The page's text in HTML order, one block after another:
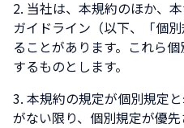
当社は、本規約のほか、
ガイドライン（以下、「個
ることがあります。これら
するものとします。
本規約の規定が個別規定
がない限り、個別規定が優先